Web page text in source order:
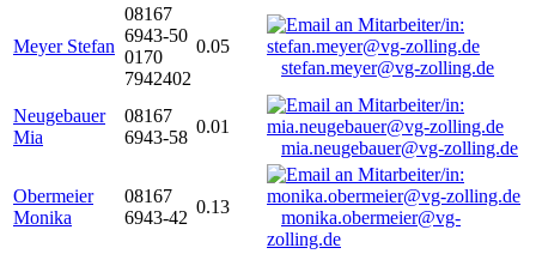
Meyer Stefan
08167
6943-50
0170
7942402
0.05
stefan.meyer@vg-zolling.de
Neugebauer
Mia
08167
6943-58
0.01
mia.neugebauer@vg-zolling.de
Obermeier
Monika
08167
6943-42
0.13
monika.obermeier@vg-
zolling.de